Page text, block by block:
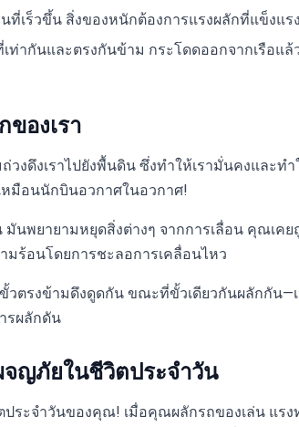
ที่เร็วขึ้น สิ่งของหนักต้องการแรงผลักที่แข็งแร
ท่ากันและตรงกันข้าม กระโดดออกจากเรือแล้
ของเรา
วงดึงเราไปยังพื้นดิน ซึ่งทำให้เรามั่นคงและท
หมือนนักบินอวกาศในอวกาศ!
นพยายามหยุดสิ่งต่างๆ จากการเลื่อน คุณเค
ร้อนโดยการชะลอการเคลื่อนไหว
วตรงข้ามดึงดูดกัน ขณะที่ขั้วเดียวกันผลักกัน—
รผลักดัน
ญภัยในชีวิตประจำวัน
ระจำวันของคุณ! เมื่อคุณผลักรถของเล่น แร